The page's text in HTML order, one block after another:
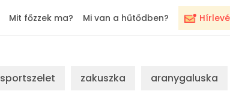
Mit főzzek ma? Mi van a hűtődben?
sportszelet zakuszka aranygaluska